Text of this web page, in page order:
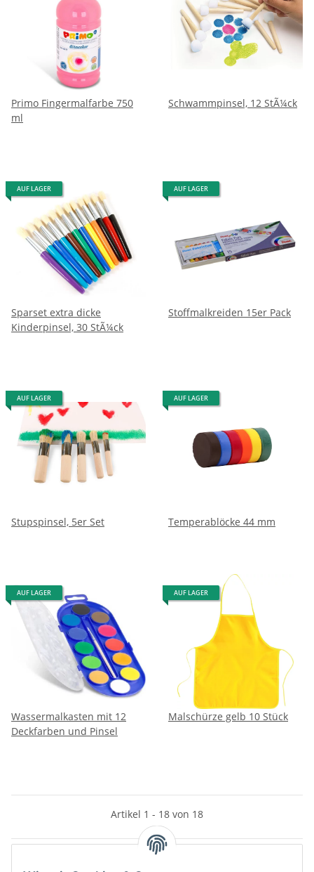
Primo Fingermalfarbe 750
ml
Schwammpinsel, 12 StÃ¼ck
AUF LAGER
Sparset extra dicke
Kinderpinsel, 30 StÃ¼ck
AUF LAGER
Stoffmalkreiden 15er Pack
AUF LAGER
Stupspinsel, 5er Set
AUF LAGER
Temperablöcke 44 mm
AUF LAGER
Wassermalkasten mit 12
Deckfarben und Pinsel
AUF LAGER
Malschürze gelb 10 Stück
Artikel 1 - 18 von 18